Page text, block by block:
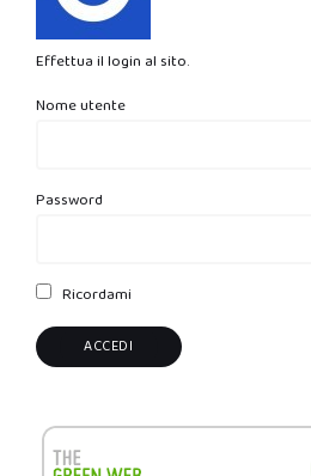
Effettua il login al sito.
Nome utente
Password
Ricordami